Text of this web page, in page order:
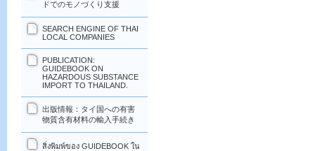
ドでのモノづくり支援
SEARCH ENGINE OF THAI
LOCAL COMPANIES
PUBLICATION:
GUIDEBOOK ON
HAZARDOUS SUBSTANCE
IMPORT TO THAILAND.
出版情報：タイ国への有害
物質含有材料の輸入手続き
สิ่งพิมพ์ของ GUIDEBOOK ใน